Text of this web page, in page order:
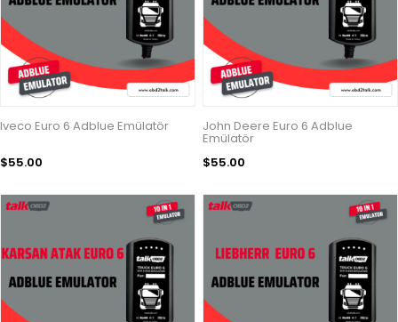
Iveco Euro 6 Adblue Emülatör
$55.00
John Deere Euro 6 Adblue
Emülatör
$55.00